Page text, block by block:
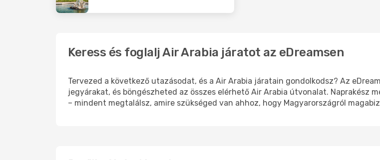
Keress és foglalj Air Arabia járatot az eDreamsen
Tervezed a következő utazásodat, és a Air Arabia járatain gondolkodsz? Az
jegyárakat, és böngészheted az összes elérhető Air Arabia útvonalat. Naprakész
– mindent megtalálsz, amire szükséged van ahhoz, hogy Magyarországról